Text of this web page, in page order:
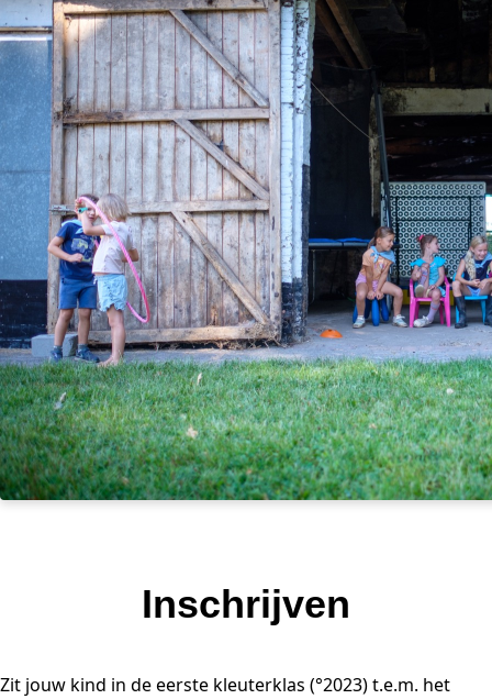
Inschrijven
Zit jouw kind in de eerste kleuterklas (°2023) t.e.m. het